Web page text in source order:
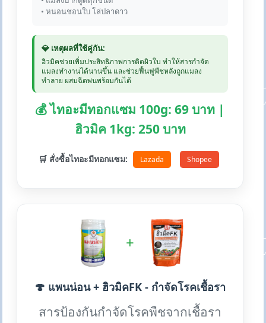
• หนอนชอนใบ โล่ปลาดาว
💎 เหตุผลที่ใช้คู่กัน:
ฮิวมิคช่วยเพิ่มประสิทธิภาพการติดผิวใบ ทำให้สารกำจัด
แมลงทำงานได้นานขึ้น และช่วยฟื้นฟูพืชหลังถูกแมลง
ทำลาย ผสมฉีดพ่นพร้อมกันได้
💰 ไทอะมีทอกแซม 100g: 69 บาท |
ฮิวมิค 1kg: 250 บาท
🛒 สั่งซื้อไทอะมีทอกแซม: Lazada Shopee
+
🍄 แพนน่อน + ฮิวมิคFK - กำจัดโรคเชื้อรา
สารป้องกันกำจัดโรคพืชจากเชื้อรา